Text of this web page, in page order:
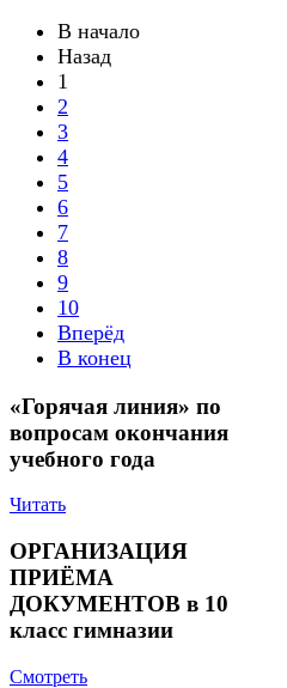
В начало
Назад
1
2
3
4
5
6
7
8
9
10
Вперёд
В конец
«Горячая линия» по
вопросам окончания
учебного года
Читать
ОРГАНИЗАЦИЯ
ПРИЁМА
ДОКУМЕНТОВ в 10
класс гимназии
Смотреть